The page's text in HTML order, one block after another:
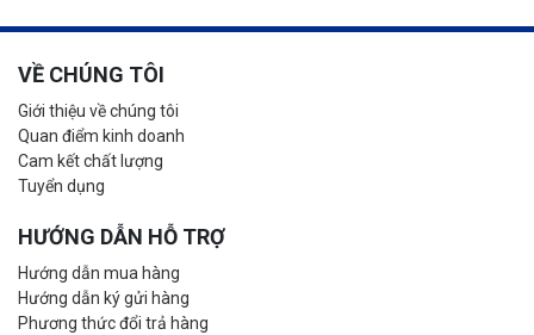
VỀ CHÚNG TÔI
Giới thiệu về chúng tôi
Quan điểm kinh doanh
Cam kết chất lượng
Tuyển dụng
HƯỚNG DẪN HỖ TRỢ
Hướng dẫn mua hàng
Hướng dẫn ký gửi hàng
Phương thức đổi trả hàng